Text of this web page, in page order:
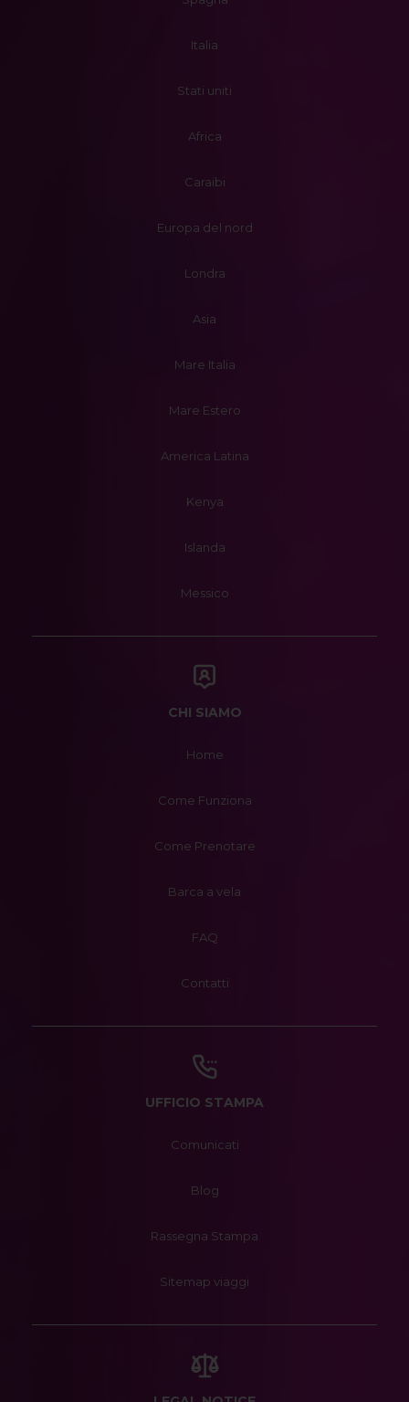
Italia
Stati uniti
Africa
Caraibi
Europa del nord
Londra
Asia
Mare Italia
Mare Estero
America Latina
Kenya
Islanda
Messico
CHI SIAMO
Home
Come Funziona
Come Prenotare
Barca a vela
FAQ
Contatti
UFFICIO STAMPA
Comunicati
Blog
Rassegna Stampa
Sitemap viaggi